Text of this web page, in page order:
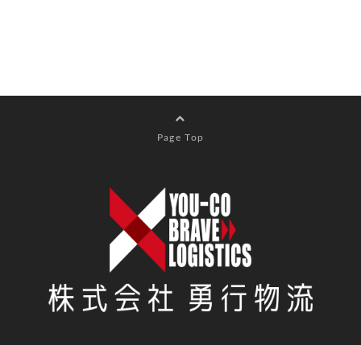
Page Top